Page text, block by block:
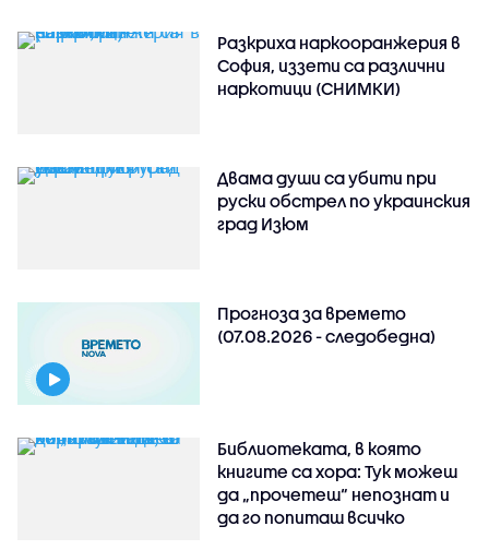
Разкриха наркооранжерия в
София, иззети са различни
наркотици (СНИМКИ)
Двама души са убити при
руски обстрeл по украинския
град Изюм
Прогноза за времето
(07.08.2026 - следобедна)
Библиотеката, в която
книгите са хора: Тук можеш
да „прочетеш“ непознат и
да го попиташ всичко